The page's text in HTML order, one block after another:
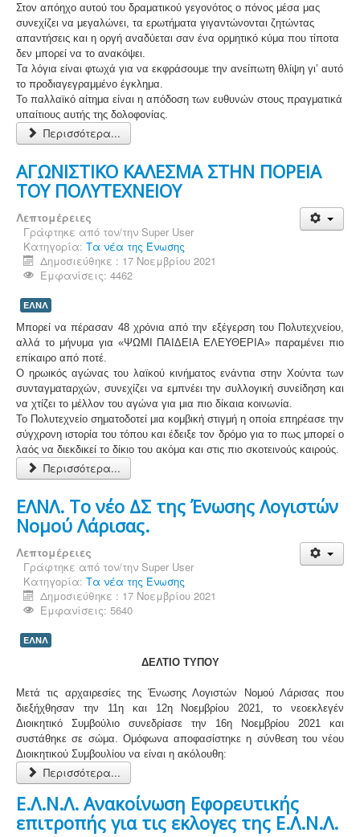
Στον απόηχο αυτού του δραματικού γεγονότος ο πόνος μέσα μας
συνεχίζει να μεγαλώνει, τα ερωτήματα γιγαντώνονται ζητώντας
απαντήσεις και η οργή αναδύεται σαν ένα ορμητικό κύμα που τίποτα
δεν μπορεί να το ανακόψει.
Τα λόγια είναι φτωχά για να εκφράσουμε την ανείπωτη θλίψη γι’ αυτό
το προδιαγεγραμμένο έγκλημα.
Το παλλαϊκό αίτημα είναι η απόδοση των ευθυνών στους πραγματικά
υπαίτιους αυτής της δολοφονίας.
Περισσότερα...
ΑΓΩΝΙΣΤΙΚΟ ΚΑΛΕΣΜΑ ΣΤΗΝ ΠΟΡΕΙΑ
ΤΟΥ ΠΟΛΥΤΕΧΝΕΙΟΥ
Λεπτομέρειες
Γράφτηκε από τον/την Super User
Κατηγορία: Τα νέα της Ένωσης
Δημοσιεύθηκε : 17 Νοεμβρίου 2021
Εμφανίσεις: 4462
ΕΛΝΛ
Μπορεί να πέρασαν 48 χρόνια από την εξέγερση του Πολυτεχνείου,
αλλά το μήνυμα για «ΨΩΜΙ ΠΑΙΔΕΙΑ ΕΛΕΥΘΕΡΙΑ» παραμένει πιο
επίκαιρο από ποτέ.
Ο ηρωικός αγώνας του λαϊκού κινήματος ενάντια στην Χούντα των
συνταγματαρχών, συνεχίζει να εμπνέει την συλλογική συνείδηση και
να χτίζει το μέλλον του αγώνα για μια πιο δίκαια κοινωνία.
Το Πολυτεχνείο σηματοδοτεί μια κομβική στιγμή η οποία επηρέασε την
σύγχρονη ιστορία του τόπου και έδειξε τον δρόμο για το πως μπορεί ο
λαός να διεκδικεί το δίκιο του ακόμα και στις πιο σκοτεινούς καιρούς.
Περισσότερα...
ΕΛΝΛ. Το νέο ΔΣ της Ένωσης Λογιστών
Νομού Λάρισας.
Λεπτομέρειες
Γράφτηκε από τον/την Super User
Κατηγορία: Τα νέα της Ένωσης
Δημοσιεύθηκε : 17 Νοεμβρίου 2021
Εμφανίσεις: 5640
ΕΛΝΛ
ΔΕΛΤΙΟ ΤΥΠΟΥ
Μετά τις αρχαιρεσίες της Ένωσης Λογιστών Νομού Λάρισας που
διεξήχθησαν την 11η και 12η Νοεμβρίου 2021, το νεοεκλεγέν
Διοικητικό Συμβούλιο συνεδρίασε την 16η Νοεμβρίου 2021 και
συστάθηκε σε σώμα. Ομόφωνα αποφασίστηκε η σύνθεση του νέου
Διοικητικού Συμβουλίου να είναι η ακόλουθη:
Περισσότερα...
Ε.Λ.Ν.Λ. Ανακοίνωση Εφορευτικής
επιτροπής για τις εκλογες της Ε.Λ.Ν.Λ.